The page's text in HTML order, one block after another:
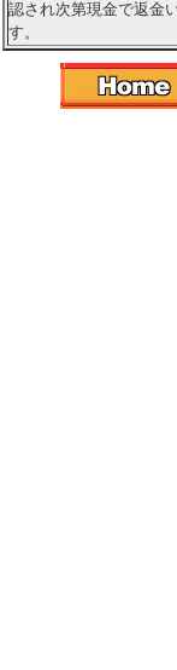
認され次第現金で返金
す。